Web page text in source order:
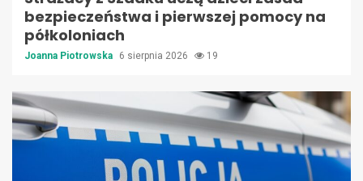
bezpieczeństwa i pierwszej pomocy na
półkoloniach
Joanna Piotrowska 6 sierpnia 2026 19